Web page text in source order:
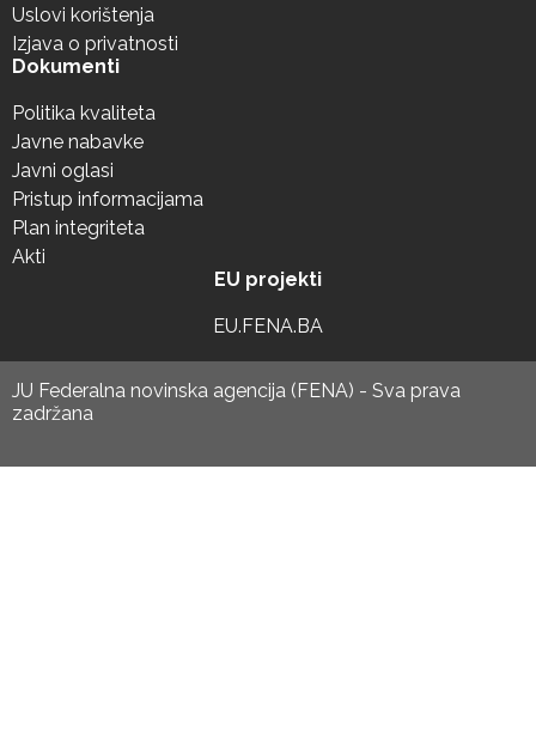
Uslovi korištenja
Izjava o privatnosti
Dokumenti
Politika kvaliteta
Javne nabavke
Javni oglasi
Pristup informacijama
Plan integriteta
Akti
EU projekti
EU.FENA.BA
JU Federalna novinska agencija (FENA) - Sva prava
zadržana